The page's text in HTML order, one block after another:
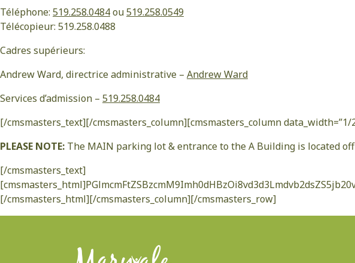
Téléphone: 519.258.0484ou519.258.0549
Télécopieur: 519.258.0488
Cadres supérieurs:
Andrew Ward, directrice administrative – Andrew Ward
Services d’admission – 519.258.0484
[/cmsmasters_text][/cmsmasters_column][cmsmasters_column
PLEASE NOTE: The MAIN parking lot & entrance to the A Building is located
[/cmsmasters_text]
[/cmsmasters_html][/cmsmasters_column][/cmsmasters_row]